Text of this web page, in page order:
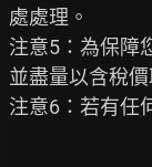
處處理。
注意5：為保障
並盡量以含稅
注意6：若有任